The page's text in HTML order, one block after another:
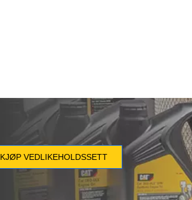
KJØP VEDLIKEHOLDSSETT